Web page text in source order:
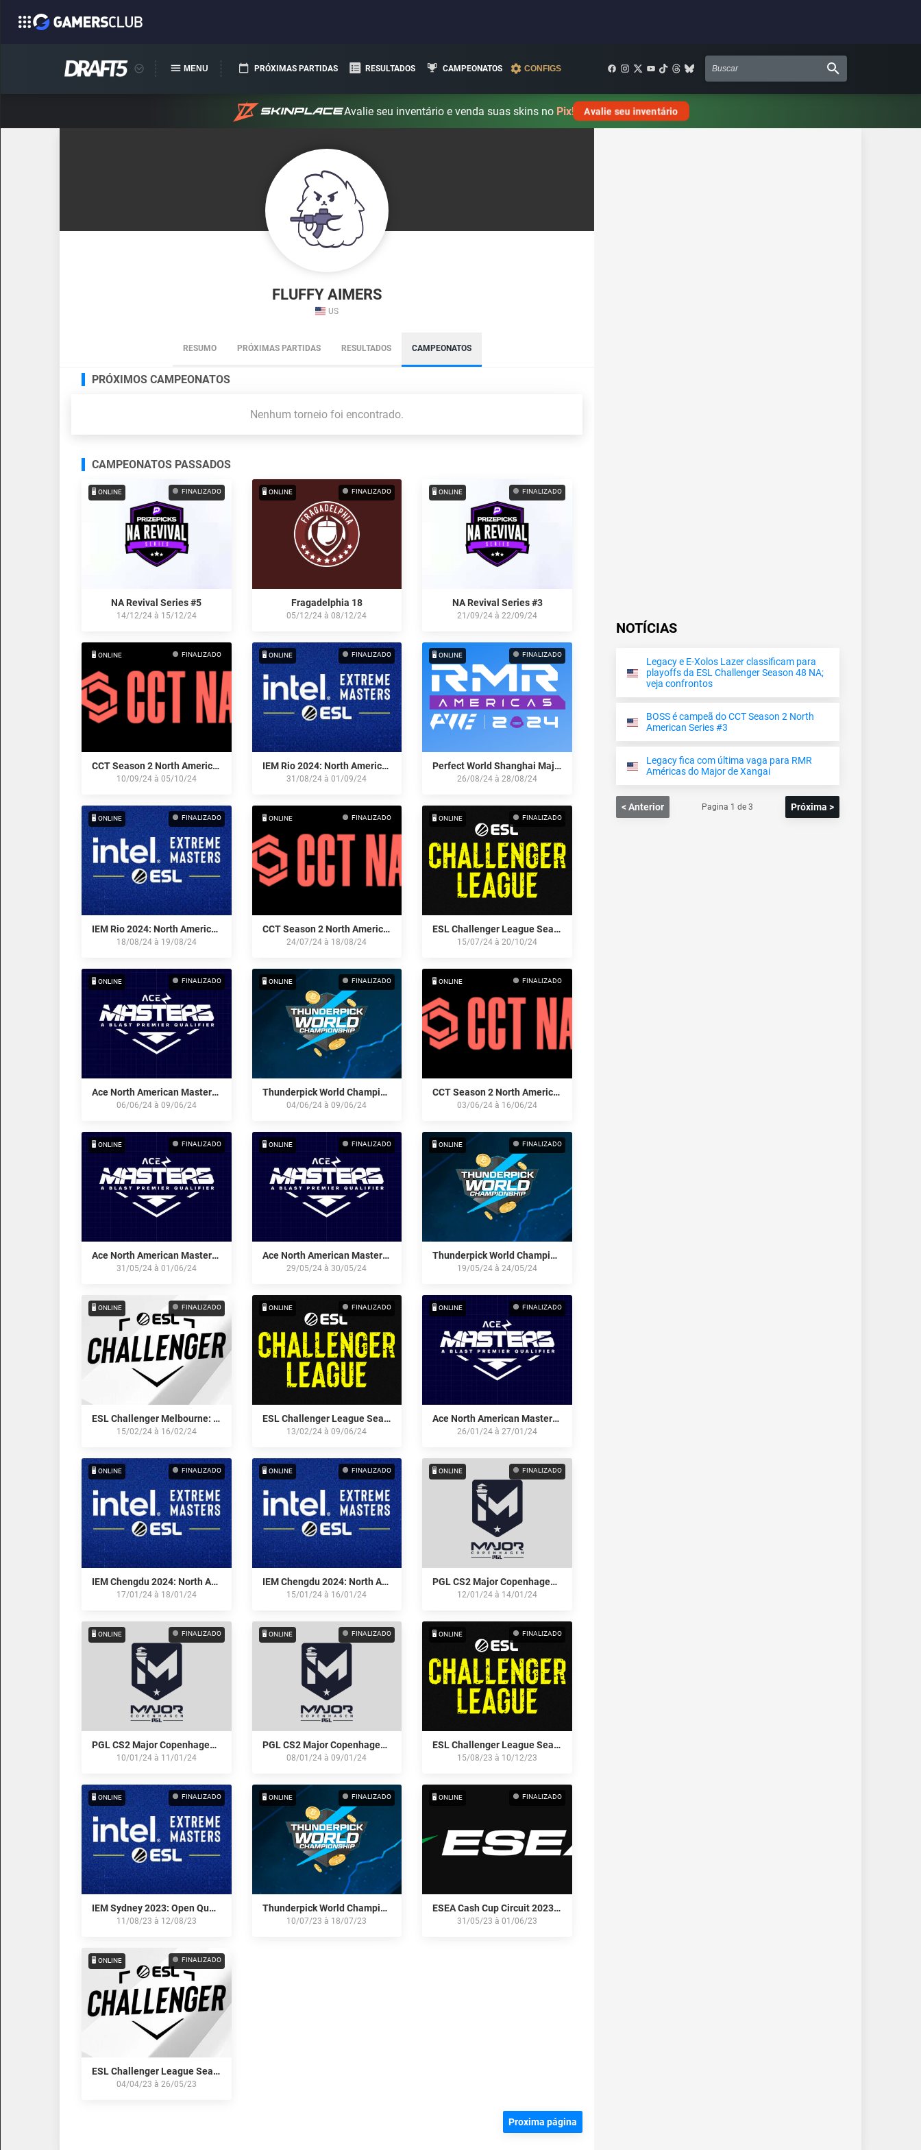
MENU PRÓXIMAS PARTIDAS RESULTADOS CAMPEONATOS CONFIGS
Avalie seu inventário e venda suas skins no Pix! Avalie seu inventário
FLUFFY AIMERS
US
RESUMO PRÓXIMAS PARTIDAS RESULTADOS CAMPEONATOS
PRÓXIMOS CAMPEONATOS
Nenhum torneio foi encontrado.
CAMPEONATOS PASSADOS
FINALIZADO
🖥️ ONLINE
NA Revival Series #5
14/12/24à 15/12/24
FINALIZADO
🖥️ ONLINE
Fragadelphia 18
05/12/24 à08/12/24
FINALIZADO
🖥️ ONLINE
NA Revival Series #3
21/09/24 à22/09/24
FINALIZADO
🖥️ ONLINE
CCT Season 2 North American Series #3
10/09/24à 05/10/24
FINALIZADO
🖥️ ONLINE
IEM Rio 2024: North American Qualifier
31/08/24 à01/09/24
FINALIZADO
🖥️ ONLINE
Perfect World Shanghai Major 2024: North American Qualifier
26/08/24 à28/08/24
FINALIZADO
🖥️ ONLINE
IEM Rio 2024: North American Open Qualifier #2
18/08/24à 19/08/24
FINALIZADO
🖥️ ONLINE
CCT Season 2 North American Series #2
24/07/24 à 18/08/24
FINALIZADO
🖥️ ONLINE
ESL Challenger League Season 48: North America
15/07/24 à20/10/24
FINALIZADO
🖥️ ONLINE
Ace North American Masters Fall 2024
06/06/24à 09/06/24
FINALIZADO
🖥️ ONLINE
Thunderpick World Championship 2024: North American Series #2
04/06/24 à09/06/24
FINALIZADO
🖥️ ONLINE
CCT Season 2 North American Series #1
03/06/24 à 16/06/24
FINALIZADO
🖥️ ONLINE
Ace North American Masters Fall 2024 - Open Qualifier 2
31/05/24à 01/06/24
FINALIZADO
🖥️ ONLINE
Ace North American Masters Fall 2024 - Open Qualifier 1
29/05/24 à30/05/24
FINALIZADO
🖥️ ONLINE
Thunderpick World Championship 2024: North American Series #1
19/05/24 à24/05/24
FINALIZADO
🖥️ ONLINE
ESL Challenger Melbourne: North American Open Qualifier
15/02/24à 16/02/24
FINALIZADO
🖥️ ONLINE
ESL Challenger League Season 47: North America
13/02/24 à09/06/24
FINALIZADO
🖥️ ONLINE
Ace North American Masters Spring 2024 - Open Qualifier 2
26/01/24 à27/01/24
FINALIZADO
🖥️ ONLINE
IEM Chengdu 2024: North American Open Qualifier #2
17/01/24à 18/01/24
FINALIZADO
🖥️ ONLINE
IEM Chengdu 2024: North American Open Qualifier #1
15/01/24 à 16/01/24
FINALIZADO
🖥️ ONLINE
PGL CS2 Major Copenhagen 2024: North American RMR Closed Qualifier
12/01/24 à 14/01/24
FINALIZADO
🖥️ ONLINE
PGL CS2 Major Copenhagen 2024: North American RMR Open Qualifier #2
10/01/24à 11/01/24
FINALIZADO
🖥️ ONLINE
PGL CS2 Major Copenhagen 2024: North American RMR Open Qualifier #1
08/01/24 à09/01/24
FINALIZADO
🖥️ ONLINE
ESL Challenger League Season 46: North America
15/08/23 à 10/12/23
FINALIZADO
🖥️ ONLINE
IEM Sydney 2023: Open Qualifier NA #2
11/08/23 à 12/08/23
FINALIZADO
🖥️ ONLINE
Thunderpick World Championship 2023: North American Qualifier #1
10/07/23 à 18/07/23
FINALIZADO
🖥️ ONLINE
ESEA Cash Cup Circuit 2023: North American Cup #8
31/05/23 à01/06/23
FINALIZADO
🖥️ ONLINE
ESL Challenger League Season 45: North America
04/04/23 à 26/05/23
Proxima página
NOTÍCIAS
Legacy e E-Xolos Lazer classificam para
playoffs da ESL Challenger Season 48 NA;
veja confrontos
BOSS é campeã do CCT Season 2 North
American Series #3
Legacy fica com última vaga para RMR
Américas do Major de Xangai
< Anterior Pagina 1 de 3 Próxima >